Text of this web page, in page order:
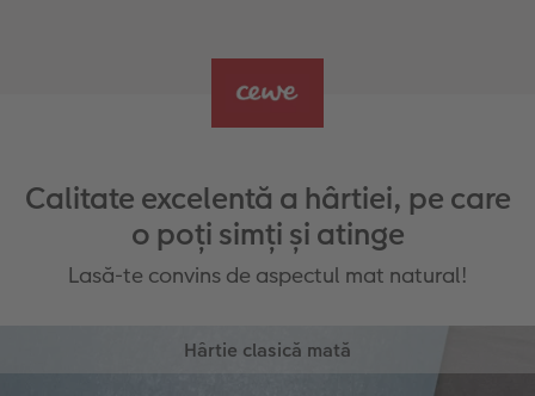
Calitate excelentă a hârtiei, pe care
o poți simți și atinge
Lasă-te convins de aspectul mat natural!